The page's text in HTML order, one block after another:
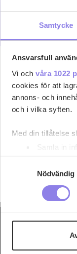
Samtycke
Ansvarsfull
Vi och våra 1022
cookies för att
annons- och
och i vilka syften.
Med din tillåtelse
Samla in
Identifiera
Ta reda på mer
eller dra tillbaka
eller äldre.
Nödvändig